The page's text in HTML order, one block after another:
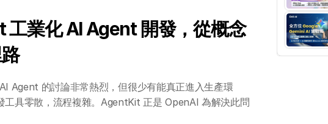
業化 AI Agent 開發，從概念
Agent 的討論非常熱烈，但很少有能真正進入生產環
工具零散，流程複雜。AgentKit 正是 OpenAI 為解決此問